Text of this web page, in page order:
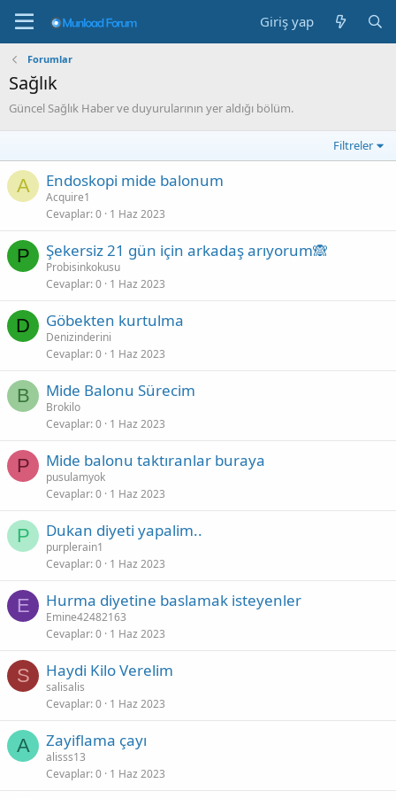
Giriş yap
Forumlar
Sağlık
Güncel Sağlık Haber ve duyurularının yer aldığı bölüm.
Filtreler
A Endoskopi mide balonum
Acquire1
Cevaplar 0 1 Haz 2023
P Şekersiz 21 gün için arkadaş arıyorum🙈
Probisinkokusu
Cevaplar 0 1 Haz 2023
D Göbekten kurtulma
Denizinderini
Cevaplar 0 1 Haz 2023
B Mide Balonu Sürecim
Brokilo
Cevaplar 0 1 Haz 2023
P Mide balonu taktıranlar buraya
pusulamyok
Cevaplar 0 1 Haz 2023
P Dukan diyeti yapalim..
purplerain1
Cevaplar 0 1 Haz 2023
E Hurma diyetine baslamak isteyenler
Emine42482163
Cevaplar 0 1 Haz 2023
S Haydi Kilo Verelim
salisalis
Cevaplar 0 1 Haz 2023
A Zayiflama çayı
alisss13
Cevaplar 0 1 Haz 2023